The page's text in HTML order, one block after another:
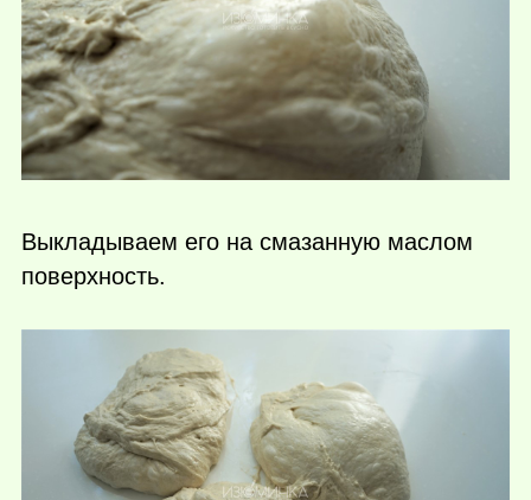
Выкладываем его на смазанную маслом
поверхность.